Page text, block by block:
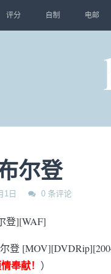
评分 自制 电邮
尔登
1日 0 条评论
尔登
奉献！ ）